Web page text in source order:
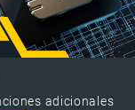
adicionales